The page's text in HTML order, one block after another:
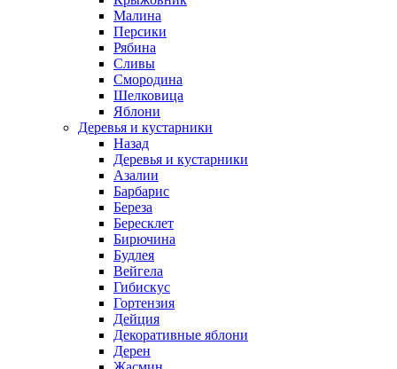
Малина
Персики
Рябина
Сливы
Смородина
Шелковица
Яблони
Деревья и кустарники
Назад
Деревья и кустарники
Азалии
Барбарис
Береза
Бересклет
Бирючина
Будлея
Вейгела
Гибискус
Гортензия
Дейция
Декоративные яблони
Дерен